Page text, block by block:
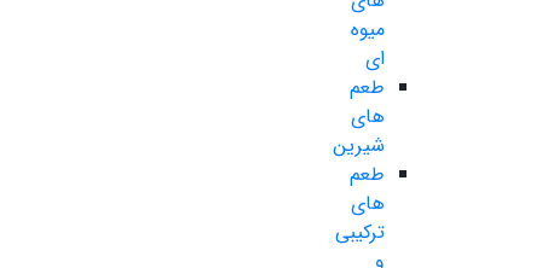
میوه
ای
طعم
های
شیرین
طعم
های
ترکیبی
و